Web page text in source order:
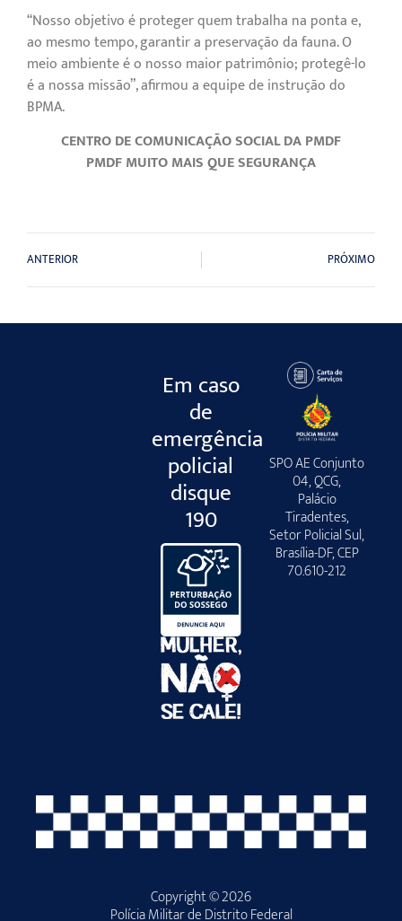
“Nosso objetivo é proteger quem trabalha na ponta e,
ao mesmo tempo, garantir a preservação da fauna. O
meio ambiente é o nosso maior patrimônio; protegê-lo
é a nossa missão”, afirmou a equipe de instrução do
BPMA.
CENTRO DE COMUNICAÇÃO SOCIAL DA PMDF
PMDF MUITO MAIS QUE SEGURANÇA
ANTERIOR PRÓXIMO
Em caso
de
emergência
policial
disque
190
SPO AE Conjunto
04, QCG,
Palácio
Tiradentes,
Setor Policial Sul,
Brasília-DF, CEP
70.610-212
Copyright © 2026
Polícia Militar de Distrito Federal